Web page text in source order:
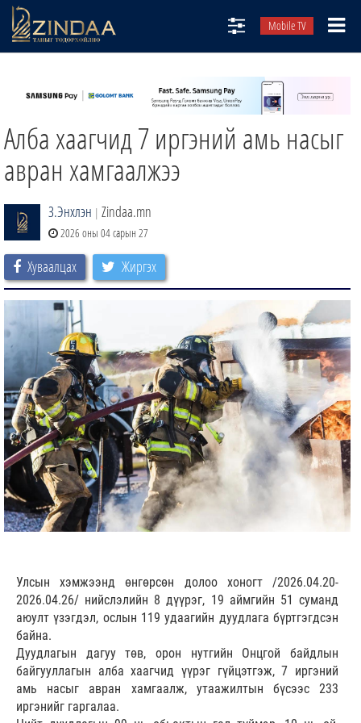
Mobile TV
ТВ8
ӨГЛӨӨНИЙ СОНИН
ЗИНДАА СЭТГҮҮЛ
Алба хаагчид 7 иргэний амь насыг
авран хамгаалжээ
З.Энхлэн | Zindaa.mn
2026 оны 04 сарын 27
Хуваалцах Жиргэх
Улсын хэмжээнд өнгөрсөн долоо хоногт /2026.04.20-
2026.04.26/ нийслэлийн 8 дүүрэг, 19 аймгийн 51 суманд
аюулт үзэгдэл, ослын 119 удаагийн дуудлага бүртгэгдсэн
байна.
Дуудлагын дагуу төв, орон нутгийн Онцгой байдлын
байгууллагын алба хаагчид үүрэг гүйцэтгэж, 7 иргэний
амь насыг авран хамгаалж, утаажилтын бүсээс 233
иргэнийг гаргалаа.